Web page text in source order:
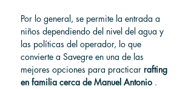
Por lo general, se permite la entrada a
niños dependiendo del nivel del agua y
las políticas del operador, lo que
convierte a Savegre en una de las
mejores opciones para practicar rafting
en familia cerca de Manuel Antonio .